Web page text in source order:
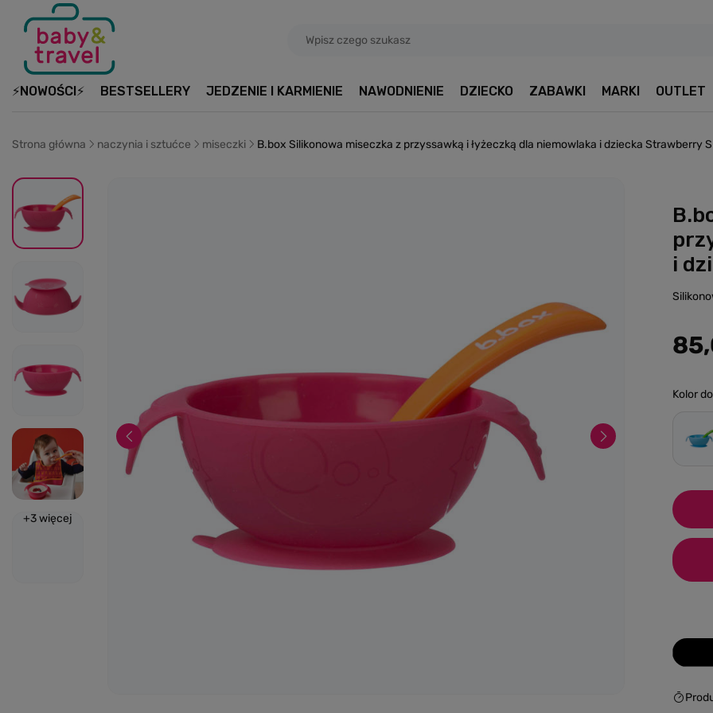
⚡NOWOŚCI⚡ BESTSELLERY JEDZENIE I KARMIENIE NAWODNIENIE DZIECKO ZABAWKI MARKI OUTLET
Strona główna naczynia i sztućce miseczki B.box Silikonowa miseczka z przyssawką i łyżeczką dla niemowlaka i dziecka Strawberry
+3więcej
i
Kolor